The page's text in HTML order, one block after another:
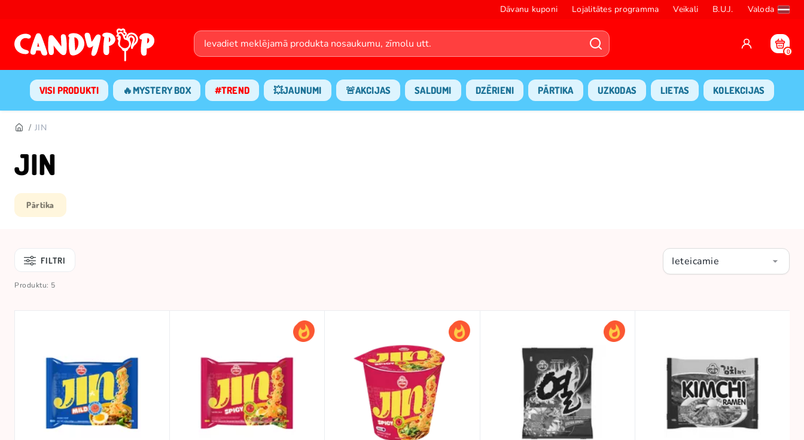
Dāvanu kuponi Lojalitātes programma Veikali B.U.J. Valoda
0
VISI PRODUKTI 🔥MYSTERY BOX #TREND 💥JAUNUMI 🚨AKCIJAS SALDUMI DZĒRIENI PĀRTIKA UZKODAS LIETAS KOLEKCIJAS
JIN
JIN
Pārtika
FILTRI Ieteicamie
Produktu: 5